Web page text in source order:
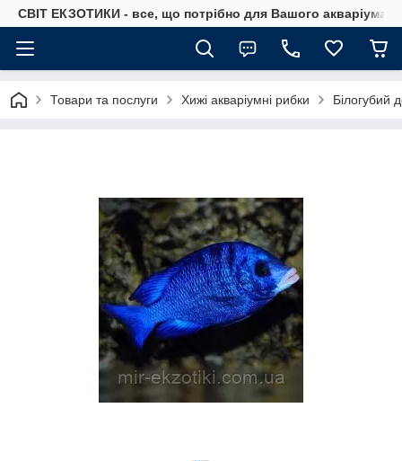
СВІТ ЕКЗОТИКИ - все, що потрібно для Вашого акваріума
Товари та послуги Хижі акваріумні рибки Білогубий